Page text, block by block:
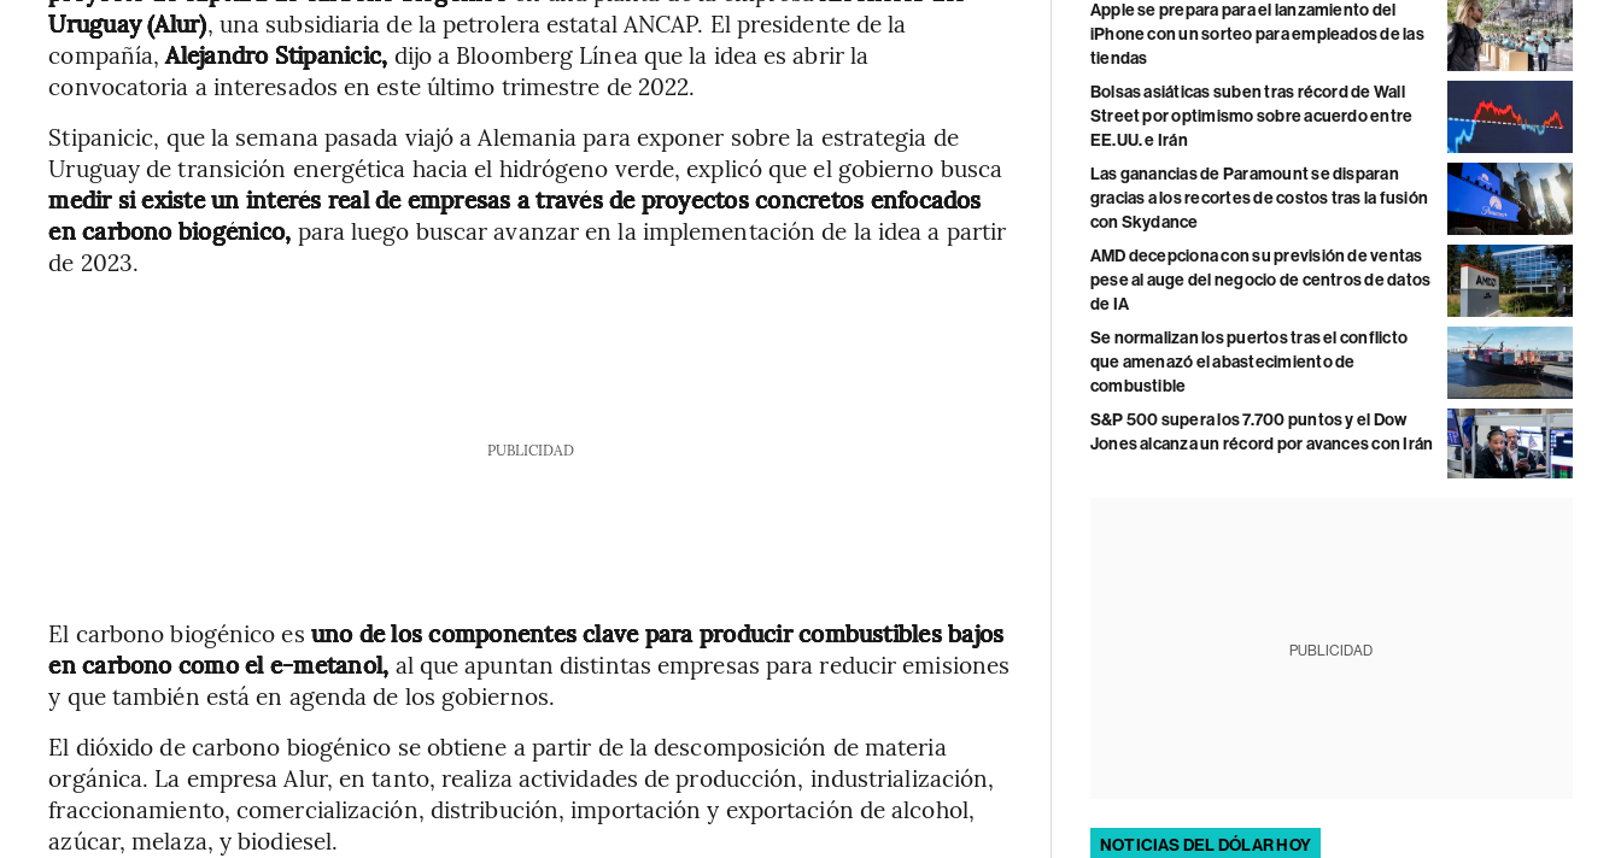
Uruguay (Alur), una subsidiaria de la petrolera estatal ANCAP. El presidente de la
compañía,Alejandro Stipanicic, dijo a Bloomberg Línea que la idea es abrir la
convocatoria a interesados en este último trimestre de 2022.
Stipanicic, que la semana pasada viajó a Alemania para exponer sobre la estrategia de
Uruguay de transición energética hacia el hidrógeno verde, explicó que el gobierno busca
medir si existe un interés real de empresas a través de proyectos concretos enfocados
en carbono biogénico, para luego buscar avanzar en la implementación de la idea a partir
de 2023.
PUBLICIDAD
El carbono biogénico es uno de los componentes clave para producir combustibles bajos
en carbono como el e-metanol, al que apuntan distintas empresas para reducir emisiones
y que también está en agenda de los gobiernos.
El dióxido de carbono biogénico se obtiene a partir de la descomposición de materia
orgánica. La empresa Alur, en tanto, realiza actividades de producción, industrialización,
fraccionamiento, comercialización, distribución, importación y exportación de alcohol,
azúcar, melaza, y biodiesel.
Apple se prepara para el lanzamiento del
iPhone con un sorteo para empleados de las
tiendas
Bolsas asiáticas suben tras récord de Wall
Street por optimismo sobre acuerdo entre
EE.UU. e Irán
Las ganancias de Paramount se disparan
gracias a los recortes de costos tras la fusión
con Skydance
AMD decepciona con su previsión de ventas
pese al auge del negocio de centros de datos
de IA
Se normalizan los puertos tras el conflicto
que amenazó el abastecimiento de
combustible
S&P 500 supera los 7.700 puntos y el Dow
Jones alcanza un récord por avances con Irán
PUBLICIDAD
NOTICIAS DEL DÓLAR HOY